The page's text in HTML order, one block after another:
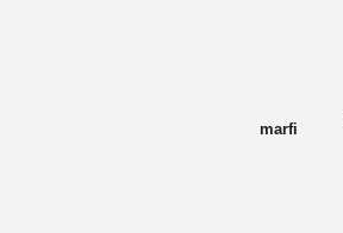
marfi